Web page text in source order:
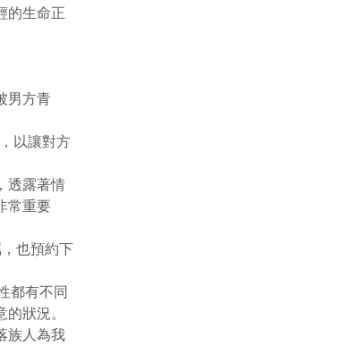
的生命正
男方青
以讓對方
透露著情
常重要
也預約下
都有不同
狀況。
族人為我